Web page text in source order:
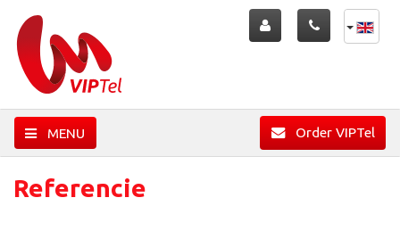
MENU Order VIPTel
Referencie